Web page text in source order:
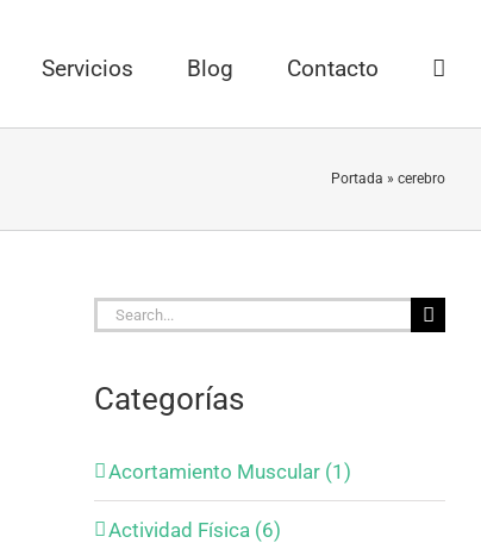
Servicios Blog Contacto
Portada » cerebro
Search
Categorías
Acortamiento Muscular (1)
Actividad Física (6)